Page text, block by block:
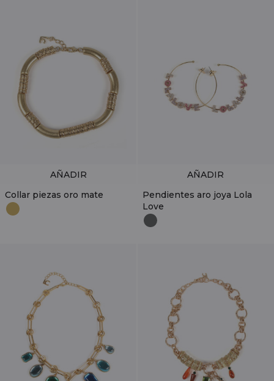
Collar piezas oro mate
AÑADIR
Pendientes aro joya Lola
Love
AÑADIR